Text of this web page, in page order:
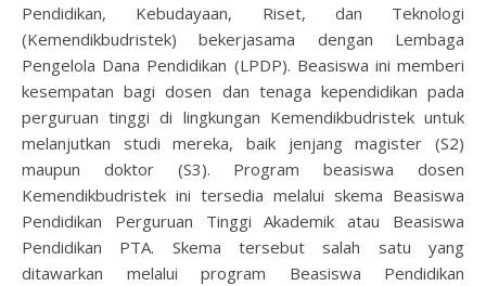
Pendidikan, Kebudayaan, Riset, dan Teknologi
(Kemendikbudristek) bekerjasama dengan Lembaga
Pengelola Dana Pendidikan (LPDP). Beasiswa ini memberi
kesempatan bagi dosen dan tenaga kependidikan pada
perguruan tinggi di lingkungan Kemendikbudristek untuk
melanjutkan studi mereka, baik jenjang magister (S2)
maupun doktor (S3). Program beasiswa dosen
Kemendikbudristek ini tersedia melalui skema Beasiswa
Pendidikan Perguruan Tinggi Akademik atau Beasiswa
Pendidikan PTA. Skema tersebut salah satu yang
ditawarkan melalui program Beasiswa Pendidikan